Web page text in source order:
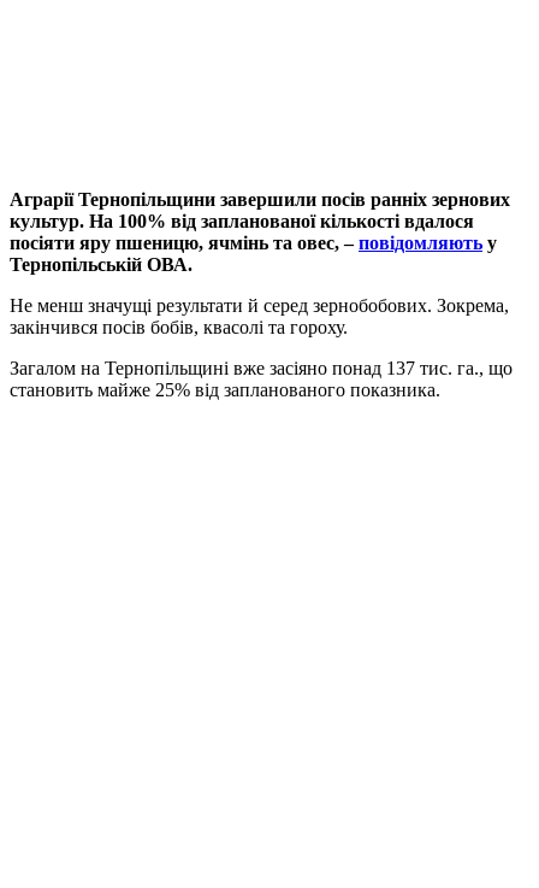
Аграрії Тернопільщини завершили посів ранніх зернових
культур. На 100% від запланованої кількості вдалося
посіяти яру пшеницю, ячмінь та овес, –повідомляють у
Тернопільській ОВА.
Не менш значущі результати й серед зернобобових. Зокрема,
закінчився посів бобів, квасолі та гороху.
Загалом на Тернопільщині вже засіяно понад 137 тис. га., що
становить майже 25% від запланованого показника.